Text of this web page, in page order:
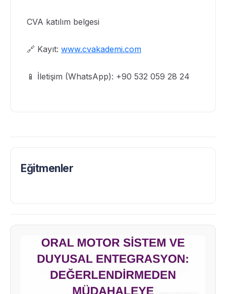
CVA katılım belgesi
🔗 Kayıt: www.cvakademi.com
📱 İletişim (WhatsApp): +90 532 059 28 24
Eğitmenler